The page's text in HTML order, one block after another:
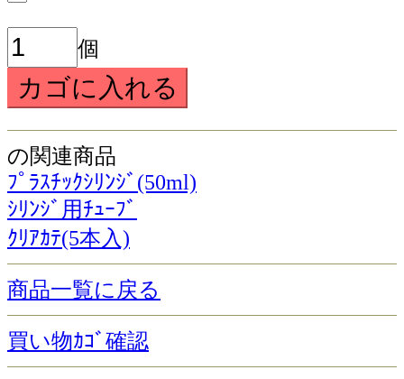
個
の関連商品
ﾌﾟﾗｽﾁｯｸｼﾘﾝｼﾞ(50ml)
ｼﾘﾝｼﾞ用ﾁｭｰﾌﾞ
ｸﾘｱｶﾃ(5本入)
商品一覧に戻る
買い物ｶｺﾞ確認